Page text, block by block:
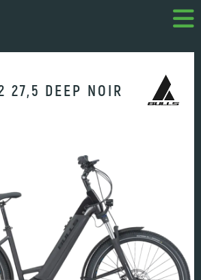
27,5 DEEP NOIR